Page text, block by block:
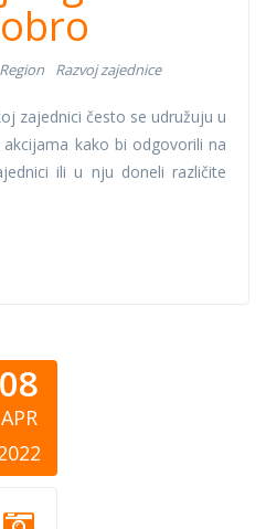
Region Razvoj zajednice
zajednici često se udružuju u
kako bi odgovorili na
ili u nju doneli različite
08
APR